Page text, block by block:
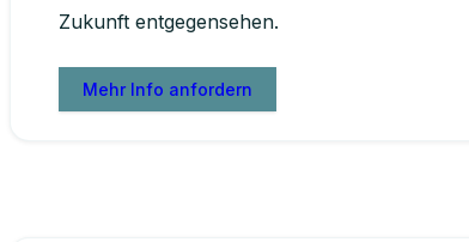
Zukunft entgegensehen.
Mehr Info anfordern